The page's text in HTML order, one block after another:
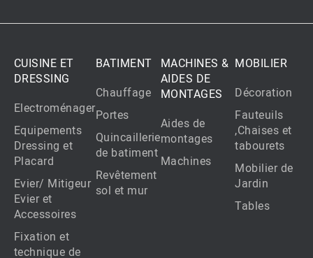
CUISINE ET
DRESSING
Electroménager
Equipements
Dressing et
Placard
Evier/ Mitigeur
Evier et
Accessoires
Fixation et
technique de
BATIMENT
Chauffage
Portes
Quincaillerie
de batiment
Revêtement
sol et mur
MACHINES &
AIDES DE
MONTAGES
Aides de
montages
Machines
MOBILIER
Décoration
Fauteuils
,Chaises et
tabourets
Mobilier de
Jardin
Tables